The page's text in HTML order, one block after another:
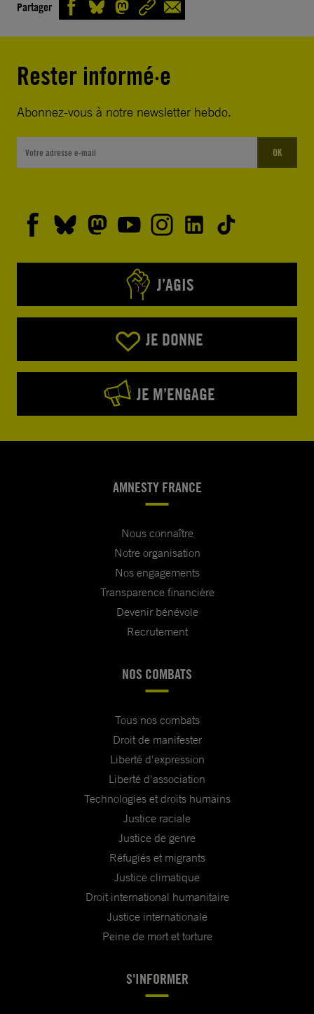
Partager
Rester informé·e
Abonnez-vous à notre newsletter hebdo.
OK
J’AGIS
JE DONNE
JE M’ENGAGE
AMNESTY FRANCE
Nous connaître
Notre organisation
Nos engagements
Transparence financière
Devenir bénévole
Recrutement
NOS COMBATS
Tous nos combats
Droit de manifester
Liberté d'expression
Liberté d'association
Technologies et droits humains
Justice raciale
Justice de genre
Réfugiés et migrants
Justice climatique
Droit international humanitaire
Justice internationale
Peine de mort et torture
S'INFORMER